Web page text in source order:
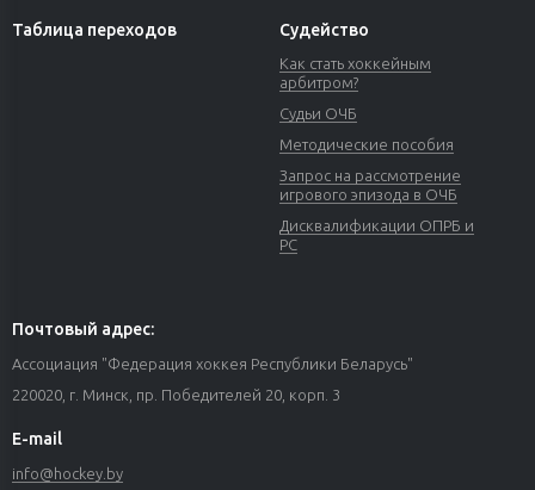
Таблица переходов Судейство
Как стать хоккейным
арбитром?
Судьи ОЧБ
Методические пособия
Запрос на рассмотрение
игрового эпизода в ОЧБ
Дисквалификации ОПРБ и
РС
Почтовый адрес:
Ассоциация "Федерация хоккея Республики Беларусь"
220020, г. Минск, пр. Победителей 20, корп. 3
E-mail
info@hockey.by